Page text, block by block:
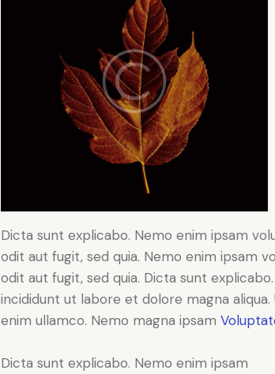
Dicta sunt explicabo. Nemo enim ipsam
odit aut fugit, sed quia. Nemo enim ipsam
odit aut fugit, sed quia. Dicta sunt
incididunt ut labore et dolore magna
enim ullamco. Nemo magna ipsam
Dicta sunt explicabo. Nemo enim ipsam